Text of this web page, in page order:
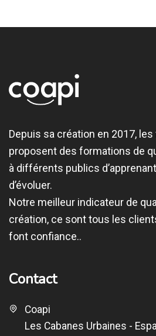
Depuis sa création en 2017,
proposent des formations de
à différents publics
d’évoluer.
Notre meilleur indicateur de
création, ce sont tous les
font confiance..
Contact
Coapi
Les Cabanes Urbaines -